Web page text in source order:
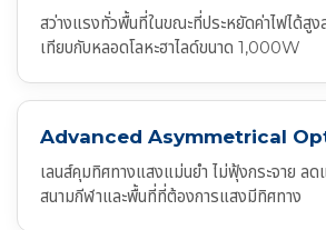
สว่างแรงทั่วพื้นที่ในขณะที่ประหยัดค่าไฟได้สู
เทียบกับหลอดโลหะฮาไลด์ขนาด 1,000W
Advanced Asymmetrical
เลนส์คุมทิศทางแสงแม่นยำ ไม่ฟุ้งกระจาย ลด
สนามกีฬาและพื้นที่ที่ต้องการแสงมีทิศทาง